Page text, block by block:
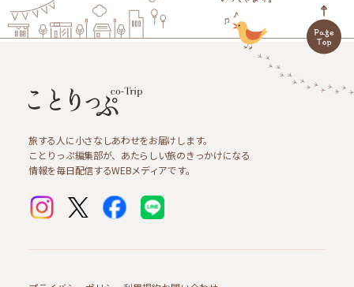
旅する人に小さなしあわせをお届けします。
ことりっぷ編集部が、あたらしい旅のきっかけになる
情報を毎日配信するWEBメディアです。